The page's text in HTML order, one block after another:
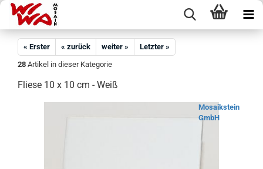
« Erster « zurück weiter »
Letzter »
28 Artikel in dieser Kategorie
Fliese 10 x 10 cm - Weiß
Mosaikstein
GmbH